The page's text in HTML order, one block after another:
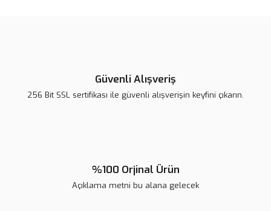
Güvenli Alışveriş
256 Bit SSL sertifikası ile güvenli alışverişin keyfini çıkarın.
%100 Orjinal Ürün
Açıklama metni bu alana gelecek